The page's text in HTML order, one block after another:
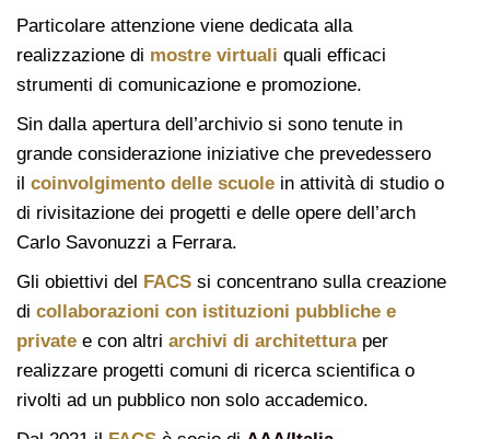
Particolare attenzione viene dedicata alla
realizzazione di mostre virtuali quali efficaci
strumenti di comunicazione e promozione.
Sin dalla apertura dell’archivio si sono tenute in
grande considerazione iniziative che prevedessero
il coinvolgimento delle scuole in attività di studio o
di rivisitazione dei progetti e delle opere dell’arch
Carlo Savonuzzi a Ferrara.
Gli obiettivi del FACS si concentrano sulla creazione
di collaborazioni con istituzioni pubbliche e
private e con altri archivi di architettura per
realizzare progetti comuni di ricerca scientifica o
rivolti ad un pubblico non solo accademico.